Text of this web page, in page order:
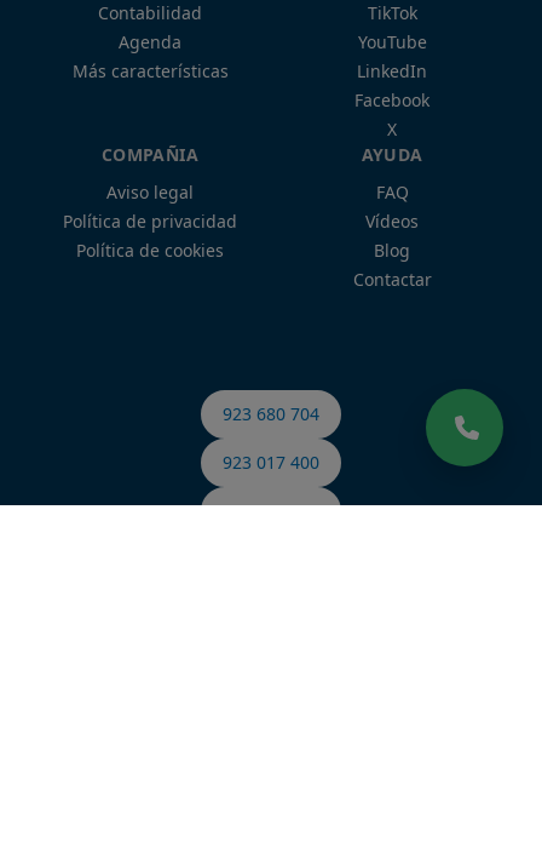
Contabilidad
Agenda
Más características
TikTok
YouTube
LinkedIn
Facebook
X
COMPAÑIA
Aviso legal
Política de privacidad
Política de cookies
AYUDA
FAQ
Vídeos
Blog
Contactar
923 680 704
923 017 400
644 437 588